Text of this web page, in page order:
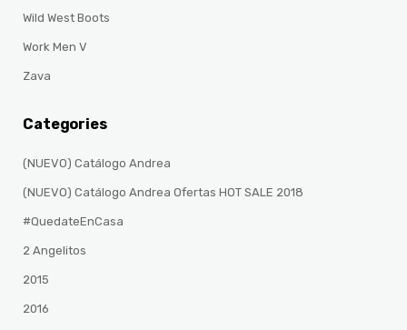
Wild West Boots
Work Men V
Zava
Categories
(NUEVO) Catálogo Andrea
(NUEVO) Catálogo Andrea Ofertas HOT SALE 2018
#QuedateEnCasa
2 Angelitos
2015
2016